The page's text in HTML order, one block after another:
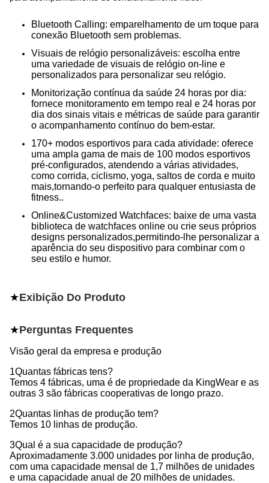
Bluetooth Calling: emparelhamento de um toque para
conexão Bluetooth sem problemas.
Visuais de relógio personalizáveis: escolha entre
uma variedade de visuais de relógio on-line e
personalizados para personalizar seu relógio.
Monitorização contínua da saúde 24 horas por dia:
fornece monitoramento em tempo real e 24 horas por
dia dos sinais vitais e métricas de saúde para garantir
o acompanhamento contínuo do bem-estar.
170+ modos esportivos para cada atividade: oferece
uma ampla gama de mais de 100 modos esportivos
pré-configurados, atendendo a várias atividades,
como corrida, ciclismo, yoga, saltos de corda e muito
mais,tornando-o perfeito para qualquer entusiasta de
fitness..
Online&Customized Watchfaces: baixe de uma vasta
biblioteca de watchfaces online ou crie seus próprios
designs personalizados,permitindo-lhe personalizar a
aparência do seu dispositivo para combinar com o
seu estilo e humor.
★Exibição Do Produto
★Perguntas Frequentes
Visão geral da empresa e produção
1Quantas fábricas tens?
Temos 4 fábricas, uma é de propriedade da KingWear e as
outras 3 são fábricas cooperativas de longo prazo.
2Quantas linhas de produção tem?
Temos 10 linhas de produção.
3Qual é a sua capacidade de produção?
Aproximadamente 3.000 unidades por linha de produção,
com uma capacidade mensal de 1,7 milhões de unidades
e uma capacidade anual de 20 milhões de unidades.